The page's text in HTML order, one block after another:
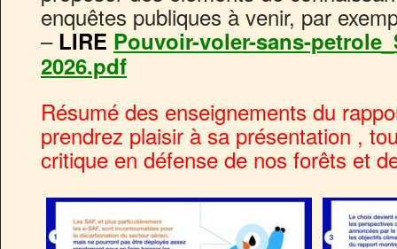
enquêtes publiques à venir, par
– LIRE Pouvoir-voler-sans-
2026.pdf
Résumé des enseignements du
prendrez plaisir à sa présentation ,
critique en défense de nos forêts et